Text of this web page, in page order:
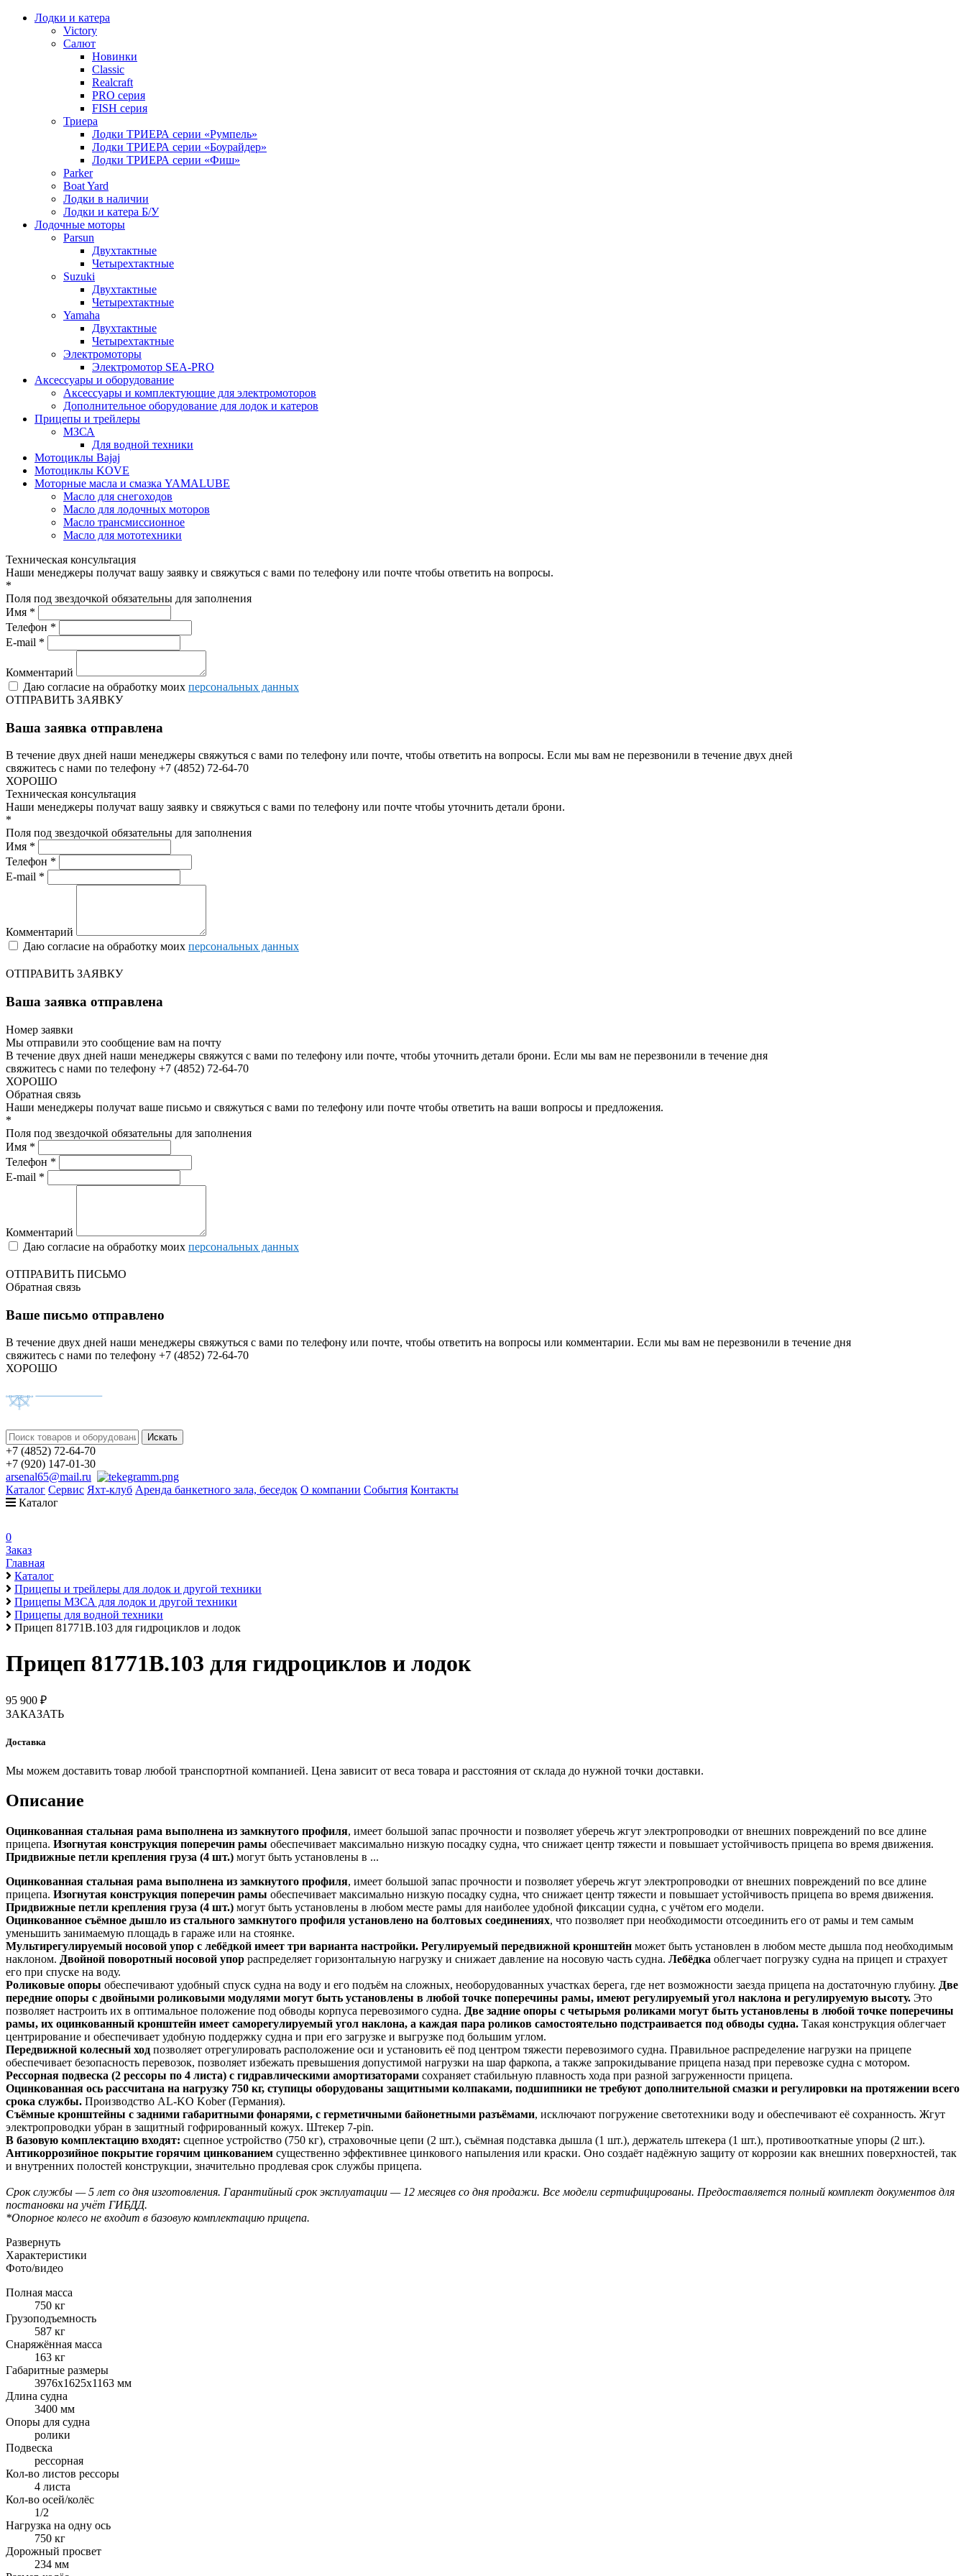
Лодки и катера
Victory
Салют
Новинки
Classic
Realcraft
PRO серия
FISH серия
Триера
Лодки ТРИЕРА серии «Румпель»
Лодки ТРИЕРА серии «Боурайдер»
Лодки ТРИЕРА серии «Фиш»
Parker
Boat Yard
Лодки в наличии
Лодки и катера Б/У
Лодочные моторы
Parsun
Двухтактные
Четырехтактные
Suzuki
Двухтактные
Четырехтактные
Yamaha
Двухтактные
Четырехтактные
Электромоторы
Электромотор SEA-PRO
Аксессуары и оборудование
Аксессуары и комплектующие для электромоторов
Дополнительное оборудование для лодок и катеров
Прицепы и трейлеры
МЗСА
Для водной техники
Мотоциклы Bajaj
Мотоциклы KOVE
Моторные масла и смазка YAMALUBE
Масло для снегоходов
Масло для лодочных моторов
Масло трансмиссионное
Масло для мототехники
Техническая консультация
Наши менеджеры получат вашу заявку и свяжуться с вами по телефону или почте чтобы ответить на вопросы.
*
Поля под звездочкой обязательны для заполнения
Имя *
Телефон *
E-mail *
Комментарий
Даю согласие на обработку моих персональных данных
ОТПРАВИТЬ ЗАЯВКУ
Ваша заявка отправлена
В течение двух дней наши менеджеры свяжуться с вами по телефону или почте, чтобы ответить на вопросы. Если мы вам не перезвонили в течение двух дней
свяжитесь с нами по телефону +7 (4852) 72-64-70
ХОРОШО
Техническая консультация
Наши менеджеры получат вашу заявку и свяжуться с вами по телефону или почте чтобы уточнить детали брони.
*
Поля под звездочкой обязательны для заполнения
Имя *
Телефон *
E-mail *
Комментарий
Даю согласие на обработку моих персональных данных
ОТПРАВИТЬ ЗАЯВКУ
Ваша заявка отправлена
Номер заявки
Мы отправили это сообщение вам на почту
В течение двух дней наши менеджеры свяжутся с вами по телефону или почте, чтобы уточнить детали брони. Если мы вам не перезвонили в течение дня
свяжитесь с нами по телефону +7 (4852) 72-64-70
ХОРОШО
Обратная связь
Наши менеджеры получат ваше письмо и свяжуться с вами по телефону или почте чтобы ответить на ваши вопросы и предложения.
*
Поля под звездочкой обязательны для заполнения
Имя *
Телефон *
E-mail *
Комментарий
Даю согласие на обработку моих персональных данных
ОТПРАВИТЬ ПИСЬМО
Обратная связь
Ваше письмо отправлено
В течение двух дней наши менеджеры свяжуться с вами по телефону или почте, чтобы ответить на вопросы или комментарии. Если мы вам не перезвонили в течение дня
свяжитесь с нами по телефону +7 (4852) 72-64-70
ХОРОШО
+7 (4852) 72-64-70
+7 (920) 147-01-30
arsenal65@mail.ru
Каталог Сервис Яхт-клуб Аренда банкетного зала, беседок О компании События Контакты
Каталог
0
Заказ
Главная
Каталог
Прицепы и трейлеры для лодок и другой техники
Прицепы МЗСА для лодок и другой техники
Прицепы для водной техники
Прицеп 81771B.103 для гидроциклов и лодок
Прицеп 81771B.103 для гидроциклов и лодок
95 900 ₽
ЗАКАЗАТЬ
Доставка
Мы можем доставить товар любой транспортной компанией. Цена зависит от веса товара и расстояния от склада до нужной точки доставки.
Описание
Оцинкованная стальная рама выполнена из замкнутого профиля, имеет большой запас прочности и позволяет уберечь жгут электропроводки от внешних повреждений по все длине
прицепа. Изогнутая конструкция поперечин рамы обеспечивает максимально низкую посадку судна, что снижает центр тяжести и повышает устойчивость прицепа во время движения.
Придвижные петли крепления груза (4 шт.) могут быть установлены в ...
Оцинкованная стальная рама выполнена из замкнутого профиля, имеет большой запас прочности и позволяет уберечь жгут электропроводки от внешних повреждений по все длине
прицепа. Изогнутая конструкция поперечин рамы обеспечивает максимально низкую посадку судна, что снижает центр тяжести и повышает устойчивость прицепа во время движения.
Придвижные петли крепления груза (4 шт.) могут быть установлены в любом месте рамы для наиболее удобной фиксации судна, с учётом его модели.
Оцинкованное съёмное дышло из стального замкнутого профиля установлено на болтовых соединениях, что позволяет при необходимости отсоединить его от рамы и тем самым
уменьшить занимаемую площадь в гараже или на стоянке.
Мультирегулируемый носовой упор с лебёдкой имеет три варианта настройки. Регулируемый передвижной кронштейн может быть установлен в любом месте дышла под необходимым
наклоном. Двойной поворотный носовой упор распределяет горизонтальную нагрузку и снижает давление на носовую часть судна. Лебёдка облегчает погрузку судна на прицеп и страхует
его при спуске на воду.
Роликовые опоры обеспечивают удобный спуск судна на воду и его подъём на сложных, необорудованных участках берега, где нет возможности заезда прицепа на достаточную глубину. Две
передние опоры с двойными роликовыми модулями могут быть установлены в любой точке поперечины рамы, имеют регулируемый угол наклона и регулируемую высоту. Это
позволяет настроить их в оптимальное положение под обводы корпуса перевозимого судна. Две задние опоры с четырьмя роликами могут быть установлены в любой точке поперечины
рамы, их оцинкованный кронштейн имеет саморегулируемый угол наклона, а каждая пара роликов самостоятельно подстраивается под обводы судна. Такая конструкция облегчает
центрирование и обеспечивает удобную поддержку судна и при его загрузке и выгрузке под большим углом.
Передвижной колесный ход позволяет отрегулировать расположение оси и установить её под центром тяжести перевозимого судна. Правильное распределение нагрузки на прицепе
обеспечивает безопасность перевозок, позволяет избежать превышения допустимой нагрузки на шар фаркопа, а также запрокидывание прицепа назад при перевозке судна с мотором.
Рессорная подвеска (2 рессоры по 4 листа) с гидравлическими амортизаторами сохраняет стабильную плавность хода при разной загруженности прицепа.
Оцинкованная ось рассчитана на нагрузку 750 кг, ступицы оборудованы защитными колпаками, подшипники не требуют дополнительной смазки и регулировки на протяжении всего
срока службы. Производство AL-KO Kober (Германия).
Съёмные кронштейны с задними габаритными фонарями, с герметичными байонетными разъёмами, исключают погружение светотехники воду и обеспечивают её сохранность. Жгут
электропроводки убран в защитный гофрированный кожух. Штекер 7-pin.
В базовую комплектацию входят: сцепное устройство (750 кг), страховочные цепи (2 шт.), съёмная подставка дышла (1 шт.), держатель штекера (1 шт.), противооткатные упоры (2 шт.).
Антикоррозийное покрытие горячим цинкованием существенно эффективнее цинкового напыления или краски. Оно создаёт надёжную защиту от коррозии как внешних поверхностей, так
и внутренних полостей конструкции, значительно продлевая срок службы прицепа.
Срок службы — 5 лет со дня изготовления. Гарантийный срок эксплуатации — 12 месяцев со дня продажи. Все модели сертифицированы. Предоставляется полный комплект документов для
постановки на учёт ГИБДД.
*Опорное колесо не входит в базовую комплектацию прицепа.
Развернуть
Характеристики
Фото/видео
Полная масса
750 кг
Грузоподъемность
587 кг
Снаряжённая масса
163 кг
Габаритные размеры
3976х1625х1163 мм
Длина судна
3400 мм
Опоры для судна
ролики
Подвеска
рессорная
Кол-во листов рессоры
4 листа
Кол-во осей/колёс
1/2
Нагрузка на одну ось
750 кг
Дорожный просвет
234 мм